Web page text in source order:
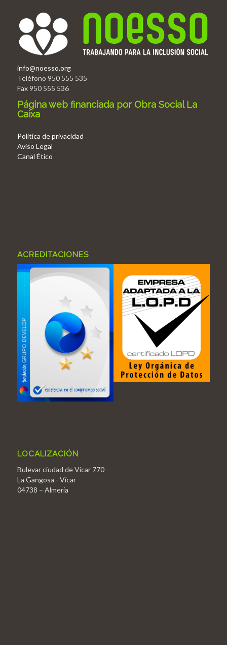
info@noesso.org
Teléfono 950 555 535
Fax 950 555 536
Página web financiada por Obra Social La
Caixa
Politica de privacidad
Aviso Legal
Canal Ético
ACREDITACIONES
LOCALIZACIÓN
Bulevar ciudad de Vícar 770
La Gangosa - Vícar
04738 – Almería